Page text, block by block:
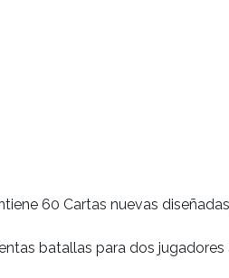
60 Cartas nuevas
batallas para dos